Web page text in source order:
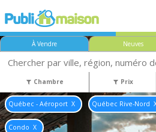
À Vendre Neuves
Chambre Prix
Québec - Aéroport Québec Rive-Nord
Condo